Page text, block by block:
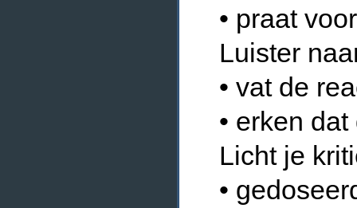
• praat
Luister
• vat de
• erken
Licht je
•